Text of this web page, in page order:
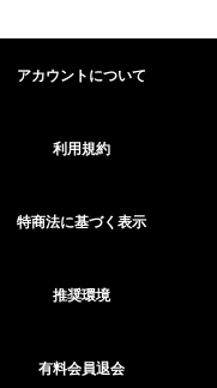
アカウントについて
利用規約
特商法に基づく表示
推奨環境
有料会員退会